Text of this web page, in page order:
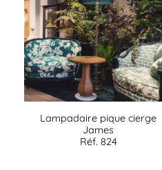
Lampadaire pique cierge
James
Réf. 824